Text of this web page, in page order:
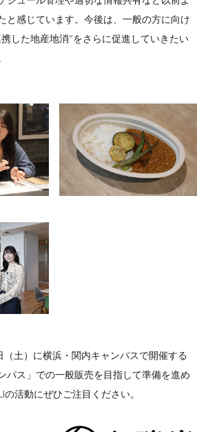
と感じています。今後は、一般の方に向け
した地産地消”をさらに促進していきたい
土）に横浜・関内キャンパスで開催する
パス」での一般販売を目指して準備を進め
の活動にぜひご注目ください。